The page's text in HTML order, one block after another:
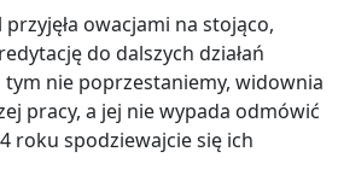
owacjami na stojąco,
do dalszych działań
nie poprzestaniemy, widownia
pracy, a jej nie wypada odmówić
roku spodziewajcie się ich